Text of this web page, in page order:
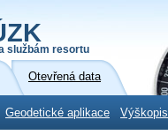
službám resortu
Otevřená data
Geodetické aplikace